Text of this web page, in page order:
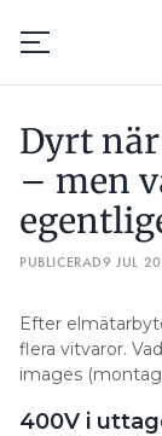
Hantera
Läs E-
Dyrt
– men
PUBLICERAD9 JUL
Efter
flera vitvaror.
images
400V i